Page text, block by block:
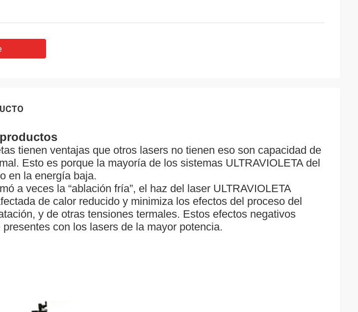
tienen ventajas que otros lasers no tienen eso son capacidad de
Esto es porque la mayoría de los sistemas ULTRAVIOLETA del
en la energía baja.
a veces la “ablación fría”, el haz del laser ULTRAVIOLETA
de calor reducido y minimiza los efectos del proceso del
y de otras tensiones termales. Estos efectos negativos
con los lasers de la mayor potencia.